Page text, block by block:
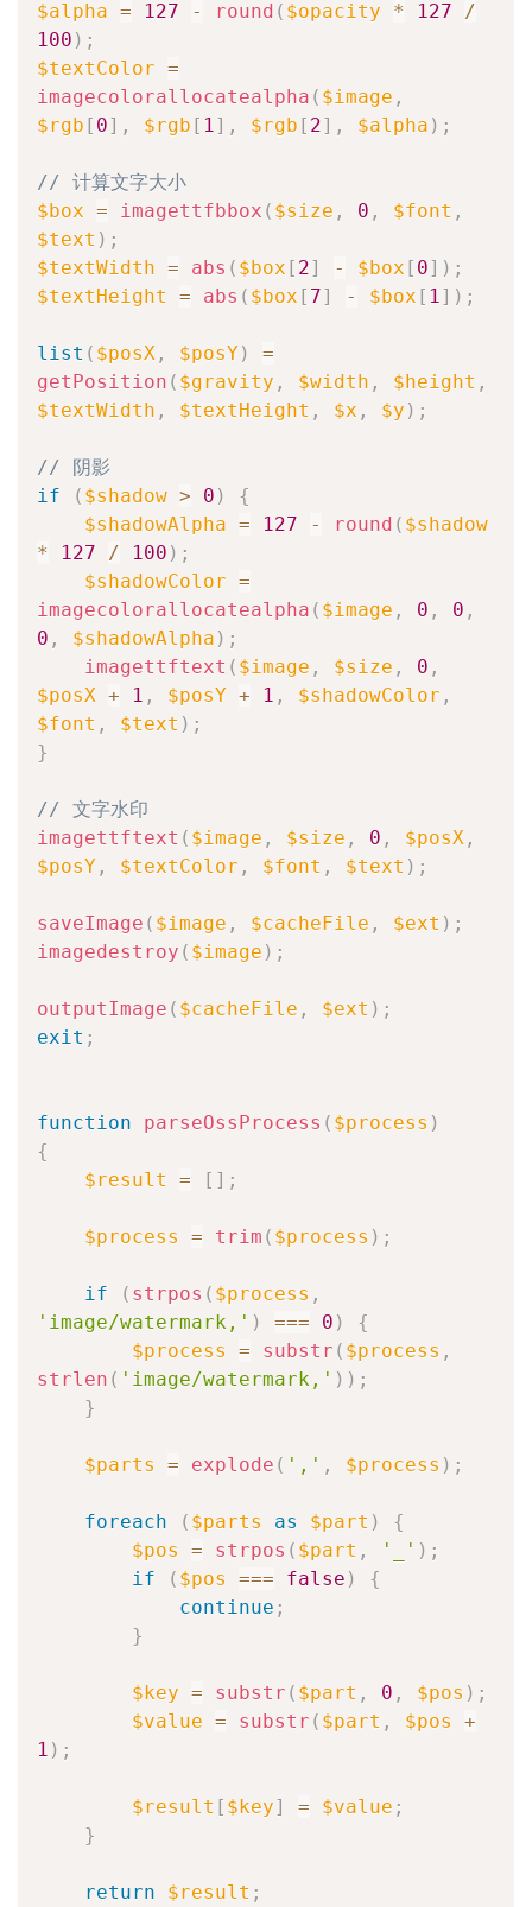
$alpha = 127 - round ( $opacity * 127
/
100 ) ;
$textColor =
imagecolorallocatealpha ( $image ,
$rgb [ 0] , $rgb [ 1] , $rgb [ 2] , $alpha ) ;
// 计算文字大小
$box = imagettfbbox ( $size , 0 , $font ,
$text ) ;
$textWidth = abs ( $box [ 2] - $box [ 0] ) ;
$textHeight
= abs ( $box [ 7] - $box [ 1] ) ;
list ( $posX , $posY)
=
getPosition ( $gravity , $width , $height ,
$textWidth , $textHeight , $x , $y ) ;
// 阴影
if
( $shadow > 0 )
{
$shadowAlpha = 127 - round ( $shadow
*
127 / 100 ) ;
$shadowColor =
imagecolorallocatealpha ( $image , 0 , 0 ,
0 , $shadowAlpha ) ;
imagettftext ( $image , $size , 0 ,
$posX + 1 , $posY + 1 , $shadowColor ,
$font , $text ) ;
}
// 文字水印
imagettftext ( $image , $size , 0 , $posX ,
$posY , $textColor , $font , $text ) ;
saveImage ( $image , $cacheFile , $ext ) ;
imagedestroy ( $image ) ;
outputImage ( $cacheFile , $ext ) ;
exit ;
function parseOssProcess ( $process )
{
$result
= [ ] ;
$process = trim ( $process ) ;
if ( strpos ( $process ,
'image/watermark,' ) === 0 )
{
$process
= substr ( $process ,
strlen ( 'image/watermark,' ) ) ;
}
$parts = explode ( ',' , $process ) ;
foreach ( $parts as $part )
{
$pos
= strpos ( $part , '_' ) ;
if
( $pos === false )
{
continue ;
}
$key = substr ( $part , 0 , $pos ) ;
$value = substr ( $part , $pos
+
1 ) ;
$result [ $key] = $value ;
}
return $result ;